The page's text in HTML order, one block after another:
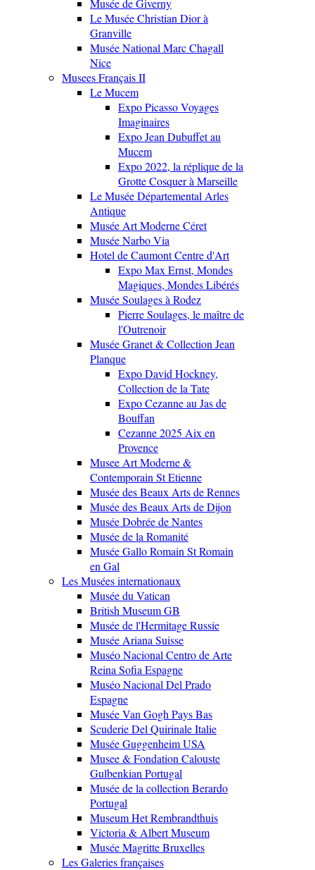
Musée de Giverny
Le Musée Christian Dior à
Granville
Musée National Marc Chagall
Nice
Musees Français II
Le Mucem
Expo Picasso Voyages
Imaginaires
Expo Jean Dubuffet au
Mucem
Expo 2022, la réplique de la
Grotte Cosquer à Marseille
Le Musée Départemental Arles
Antique
Musée Art Moderne Céret
Musée Narbo Via
Hotel de Caumont Centre d'Art
Expo Max Ernst, Mondes
Magiques, Mondes Libérés
Musée Soulages à Rodez
Pierre Soulages, le maître de
l'Outrenoir
Musée Granet & Collection Jean
Planque
Expo David Hockney,
Collection de la Tate
Expo Cezanne au Jas de
Bouffan
Cezanne 2025 Aix en
Provence
Musee Art Moderne &
Contemporain St Etienne
Musée des Beaux Arts de Rennes
Musée des Beaux Arts de Dijon
Musée Dobrée de Nantes
Musée de la Romanité
Musée Gallo Romain St Romain
en Gal
Les Musées internationaux
Musée du Vatican
British Museum GB
Musée de l'Hermitage Russie
Musée Ariana Suisse
Muséo Nacional Centro de Arte
Reina Sofia Espagne
Muséo Nacional Del Prado
Espagne
Musée Van Gogh Pays Bas
Scuderie Del Quirinale Italie
Musée Guggenheim USA
Musee & Fondation Calouste
Gulbenkian Portugal
Musée de la collection Berardo
Portugal
Museum Het Rembrandthuis
Victoria & Albert Museum
Musée Magritte Bruxelles
Les Galeries françaises